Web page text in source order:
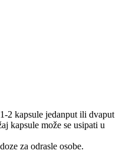
2 kapsule jedanput ili dvaput
kapsule može se usipati u
za odrasle osobe.